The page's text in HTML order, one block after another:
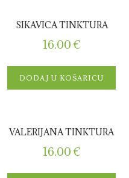
SIKAVICA TINKTURA
16.00 €
DODAJ U KOŠARICU
VALERIJANA TINKTURA
16.00 €